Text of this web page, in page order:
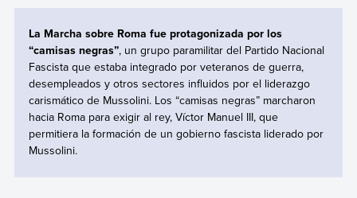
La Marcha sobre Roma fue protagonizada por los
“camisas negras”, un grupo paramilitar del Partido Nacional
Fascista que estaba integrado por veteranos de guerra,
desempleados y otros sectores influidos por el liderazgo
carismático de Mussolini. Los “camisas negras” marcharon
hacia Roma para exigir al rey, Víctor Manuel III, que
permitiera la formación de un gobierno fascista liderado por
Mussolini.